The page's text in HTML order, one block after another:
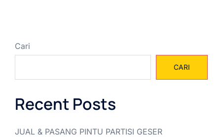
Cari
CARI
Recent Posts
JUAL & PASANG PINTU PARTISI GESER